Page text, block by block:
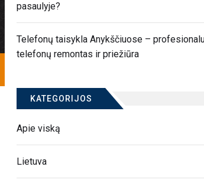
pasaulyje?
Telefonų taisykla Anykščiuose –
telefonų remontas ir priežiūra
KATEGORIJOS
Apie viską
Lietuva